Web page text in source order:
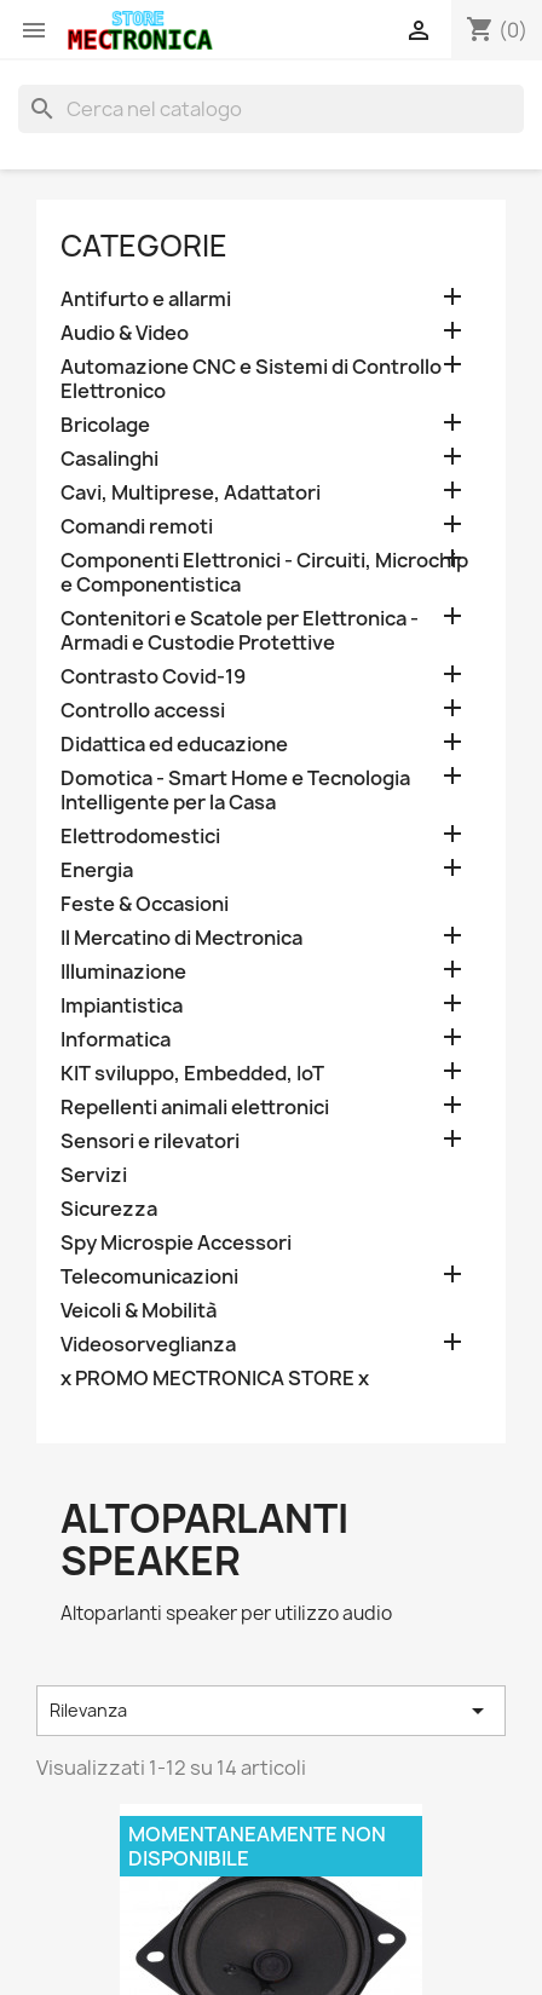
 shopping_cart (0)

search
CATEGORIE
Antifurto e allarmi 
Audio & Video 
Automazione CNC e Sistemi di Controllo
Elettronico

Bricolage 
Casalinghi 
Cavi, Multiprese, Adattatori 
Comandi remoti 
Componenti Elettronici - Circuiti, Microchip
e Componentistica

Contenitori e Scatole per Elettronica -
Armadi e Custodie Protettive

Contrasto Covid-19 
Controllo accessi 
Didattica ed educazione 
Domotica - Smart Home e Tecnologia
Intelligente per la Casa

Elettrodomestici 
Energia 
Feste & Occasioni
Il Mercatino di Mectronica

Illuminazione 
Impiantistica 
Informatica 
KIT sviluppo, Embedded, IoT 
Repellenti animali elettronici 
Sensori e rilevatori 
Servizi
Sicurezza
Spy Microspie Accessori
Telecomunicazioni

Veicoli & Mobilità
Videosorveglianza

x PROMO MECTRONICA STORE x
ALTOPARLANTI
SPEAKER
Altoparlanti speaker per utilizzo audio
Rilevanza 
Visualizzati 1-12 su 14 articoli
MOMENTANEAMENTE NON
DISPONIBILE